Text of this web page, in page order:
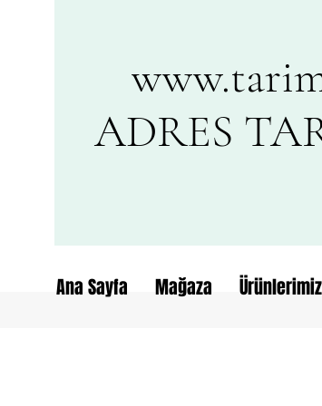
ADRES
Ana Sayfa Mağaza Ürünlerimiz